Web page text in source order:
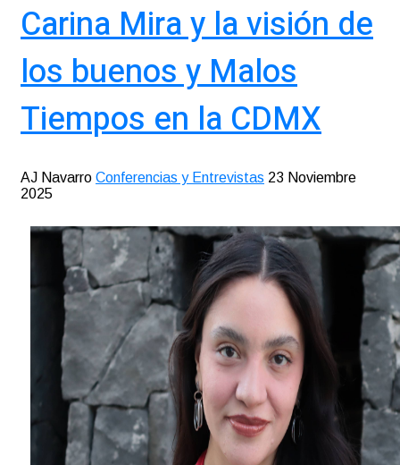
Carina Mira y la visión de
los buenos y Malos
Tiempos en la CDMX
AJ Navarro Conferencias y Entrevistas 23 Noviembre
2025